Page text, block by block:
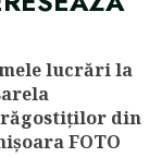
lucrări la
din
FOTO